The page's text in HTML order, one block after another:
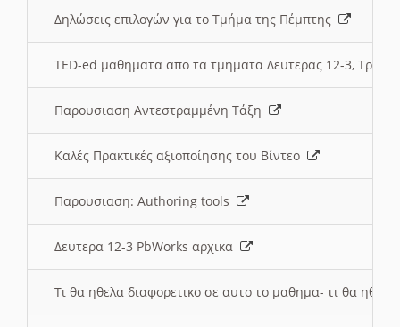
Δηλώσεις επιλογών για το Τμήμα της Πέμπτης
TED-ed μαθηματα απο τα τμηματα Δευτερας 12-3,
Παρουσιαση Αντεστραμμένη Τάξη
Καλές Πρακτικές αξιοποίησης του Βίντεο
Παρουσιαση: Authoring tools
Δευτερα 12-3 PbWorks αρχικα
Τι θα ηθελα διαφορετικο σε αυτο το μαθημα- τι θα